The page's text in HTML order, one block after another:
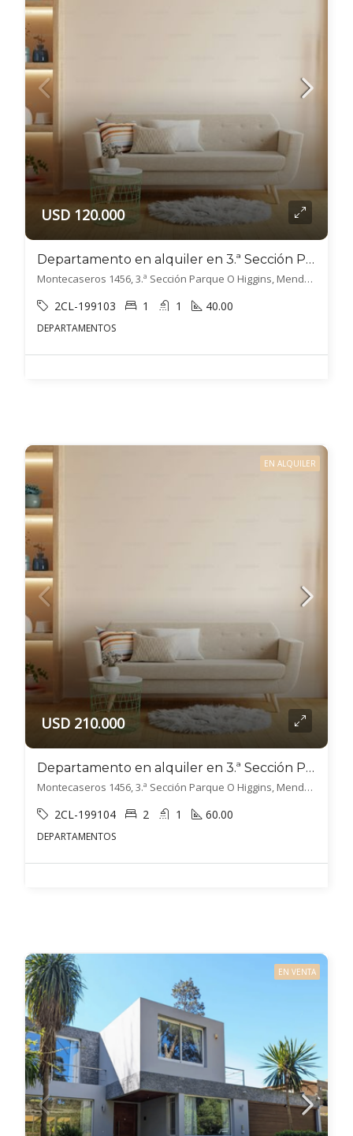
USD 120.000
Departamento en alquiler en 3.ª Sección Parque O Higgins
Montecaseros 1456, 3.ª Sección Parque O Higgins, Mendoza
2CL-199103 1 1 40.00
DEPARTAMENTOS
EN ALQUILER
USD 210.000
Departamento en alquiler en 3.ª Sección Parque O Higgins
Montecaseros 1456, 3.ª Sección Parque O Higgins, Mendoza
2CL-199104 2 1 60.00
DEPARTAMENTOS
EN VENTA